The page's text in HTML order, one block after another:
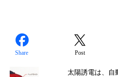
Share Post
太陽誘電は、自